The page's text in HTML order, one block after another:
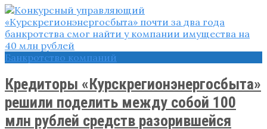
Банкротство компаний
Кредиторы «Курскрегионэнергосбыта»
решили поделить между собой 100
млн рублей средств разорившейся